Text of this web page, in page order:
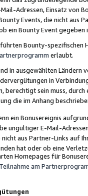
Adressen, Einsatz von
Events, die nicht
ein Bounty Event
Bounty-spezifischen
erlaubt.
in ausgewählten Ländern
in
berechtigt sein muss,
die im Anhang
ein Bonusereignis
ungültiger E-Mail-
nicht aus Partner-Links auf
hat oder ob eine
Homepages für
am